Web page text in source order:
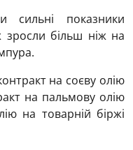
сильні показники
зросли більш ніж на
на соєву олію
на пальмову олію
на товарній біржі